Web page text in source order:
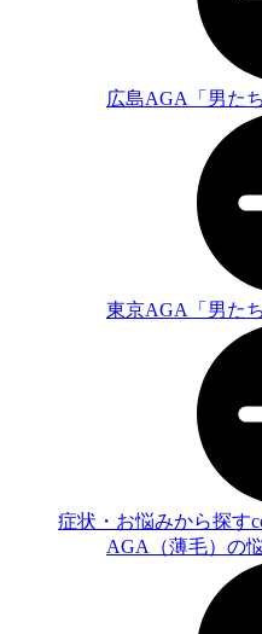
広島AGA「男た
東京AGA「男た
症状・お悩みから探す
AGA（薄毛）の